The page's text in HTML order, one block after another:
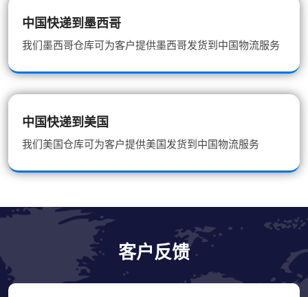
中国快递到墨西哥
我们墨西哥仓库可为客户提供墨西哥发货到中国物流服务
中国快递到美国
我们美国仓库可为客户提供美国发货到中国物流服务
客户反馈